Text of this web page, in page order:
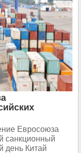
Евросоюза
санкционный
день Китай